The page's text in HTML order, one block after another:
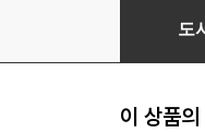
2026 오
도
이 상품